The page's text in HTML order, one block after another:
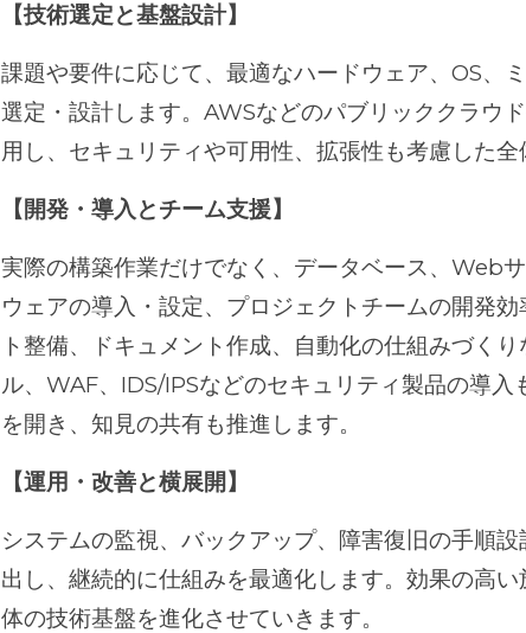
【技術選定と基盤設計】
課題や要件に応じて、最適なハードウェア、OS、
選定・設計します。AWSなどのパブリッククラウ
用し、セキュリティや可用性、拡張性も考慮した全
【開発・導入とチーム支援】
実際の構築作業だけでなく、データベース、Web
ウェアの導入・設定、プロジェクトチームの開発
ト整備、ドキュメント作成、自動化の仕組みづく
ル、WAF、IDS/IPSなどのセキュリティ製品の導
を開き、知見の共有も推進します。
【運用・改善と横展開】
システムの監視、バックアップ、障害復旧の手順
出し、継続的に仕組みを最適化します。効果の高
体の技術基盤を進化させていきます。